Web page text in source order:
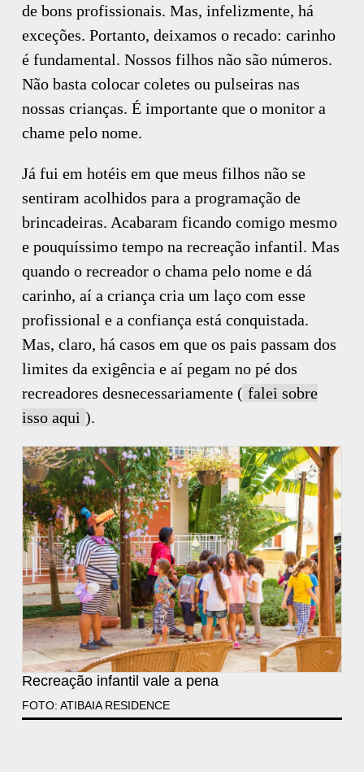
de bons profissionais. Mas, infelizmente, há
exceções. Portanto, deixamos o recado: carinho
é fundamental. Nossos filhos não são números.
Não basta colocar coletes ou pulseiras nas
nossas crianças. É importante que o monitor a
chame pelo nome.
Já fui em hotéis em que meus filhos não se
sentiram acolhidos para a programação de
brincadeiras. Acabaram ficando comigo mesmo
e pouquíssimo tempo na recreação infantil. Mas
quando o recreador o chama pelo nome e dá
carinho, aí a criança cria um laço com esse
profissional e a confiança está conquistada.
Mas, claro, há casos em que os pais passam dos
limites da exigência e aí pegam no pé dos
recreadores desnecessariamente ( falei sobre
isso aqui ).
Recreação infantil vale a pena
FOTO: ATIBAIA RESIDENCE